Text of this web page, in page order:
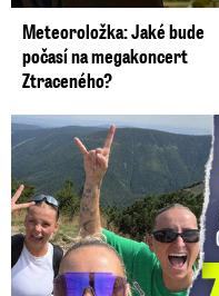
Meteoroložka: Jaké bude
počasí na megakoncert
Ztraceného?
Vondroušová po šokujících